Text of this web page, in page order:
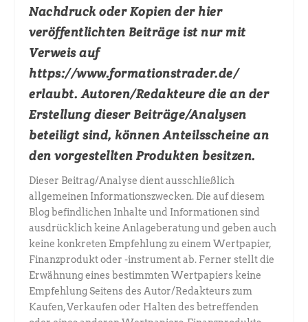
Nachdruck oder Kopien der hier
veröffentlichten Beiträge ist nur mit
Verweis auf
https://www.formationstrader.de/
erlaubt. Autoren/Redakteure die an der
Erstellung dieser Beiträge/Analysen
beteiligt sind, können Anteilsscheine an
den vorgestellten Produkten besitzen.
Dieser Beitrag/Analyse dient ausschließlich
allgemeinen Informationszwecken. Die auf diesem
Blog befindlichen Inhalte und Informationen sind
ausdrücklich keine Anlageberatung und geben auch
keine konkreten Empfehlung zu einem Wertpapier,
Finanzprodukt oder -instrument ab. Ferner stellt die
Erwähnung eines bestimmten Wertpapiers keine
Empfehlung Seitens des Autor/Redakteurs zum
Kaufen, Verkaufen oder Halten des betreffenden